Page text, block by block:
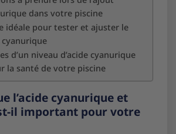
dans votre piscine
idéale pour tester et ajuster le
cyanurique
d’un niveau d’acide cyanurique
la santé de votre piscine
l’acide cyanurique et
il important pour votre